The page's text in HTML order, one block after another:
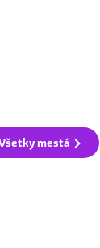
mestá